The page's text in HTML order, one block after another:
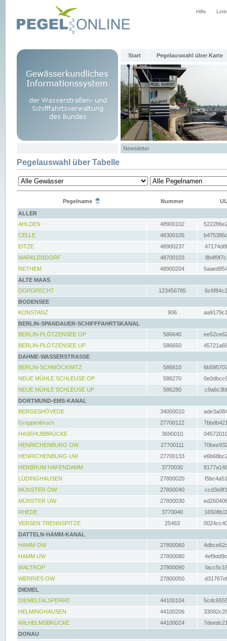
Hilfe
Start Pegelauswahl über Karte
Newsletter
Pegelauswahl über Tabelle
Pegelname Nummer
ALLER
AHLDEN
48900102
CELLE
48300105
EITZE
48900237
MARKLENDORF
48700103
RETHEM
48900204
ALTE MAAS
DORDRECHT
123456785
BODENSEE
KONSTANZ
906
BERLIN-SPANDAUER-SCHIFFFAHRTSKANAL
BERLIN-PLÖTZENSEE OP
586640
BERLIN-PLÖTZENSEE UP
586650
DAHME-WASSERSTRASSE
BERLIN-SCHMÖCKWITZ
586810
NEUE MÜHLE SCHLEUSE OP
586270
NEUE MÜHLE SCHLEUSE UP
586280
DORTMUND-EMS-KANAL
BERGESHÖVEDE
34000010
Groppenbruch
27700122
HASEHUBBRÜCKE
3690010
HENRICHENBURG OW
27700111
HENRICHENBURG UW
27700133
HERBRUM HAFENDAMM
3770030
LÜDINGHAUSEN
27800020
MÜNSTER OW
27800040
MÜNSTER UW
27800030
RHEDE
3770040
VERSEN TRENNSPITZE
25463
DATTELN-HAMM-KANAL
HAMM OW
27800060
HAMM UW
27800080
WALTROP
27800090
WERRIES OW
27800050
DIEMEL
DIEMELTALSPERRE
44100104
HELMINGHAUSEN
44100206
WILHELMSBRÜCKE
44100024
DONAU